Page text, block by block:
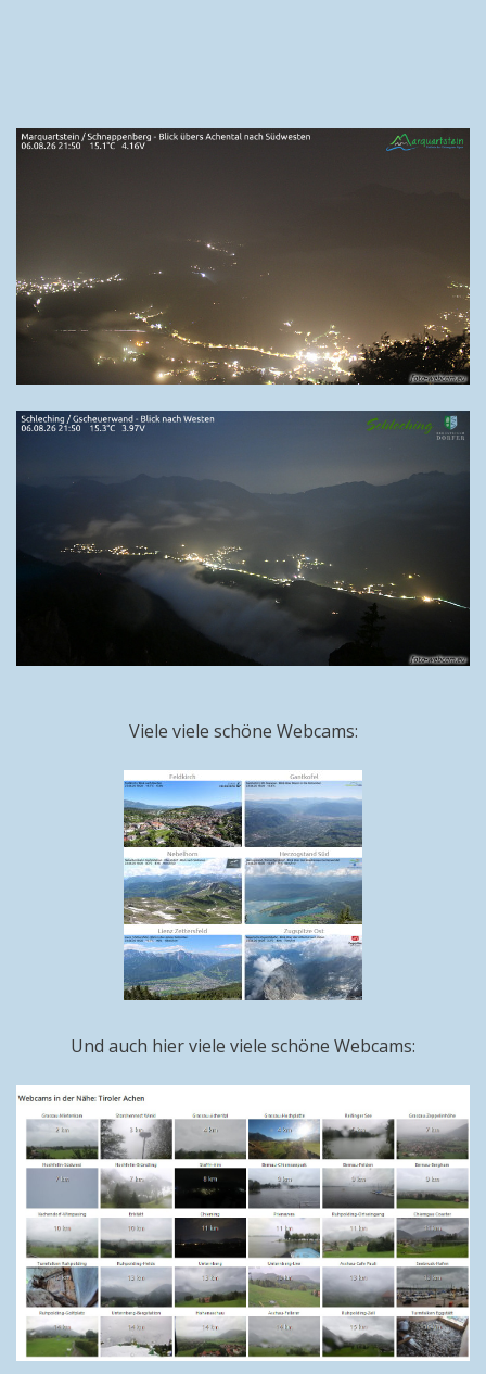
Viele viele schöne Webcams:
Und auch hier viele viele schöne Webcams: